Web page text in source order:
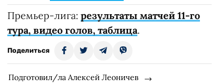
Премьер-лига: результаты матчей 11-го
тура, видео голов, таблица.
Поделиться
Подготовил/ла Алексей Леоничев